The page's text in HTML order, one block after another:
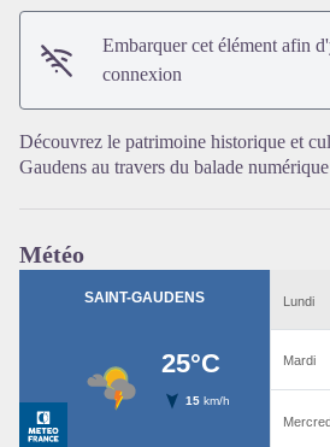
Voir
Embarquer cet élément afin
connexion
Découvrez le patrimoine historique et
Gaudens au travers du balade numérique
Météo